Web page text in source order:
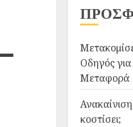
Οδηγός
Μεταφορά
κοστίσει;